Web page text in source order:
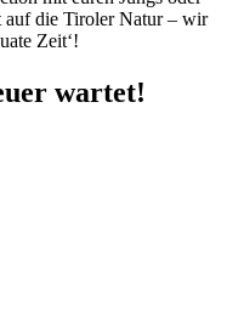
auf die Tiroler Natur – wir
Zeit‘!
wartet!